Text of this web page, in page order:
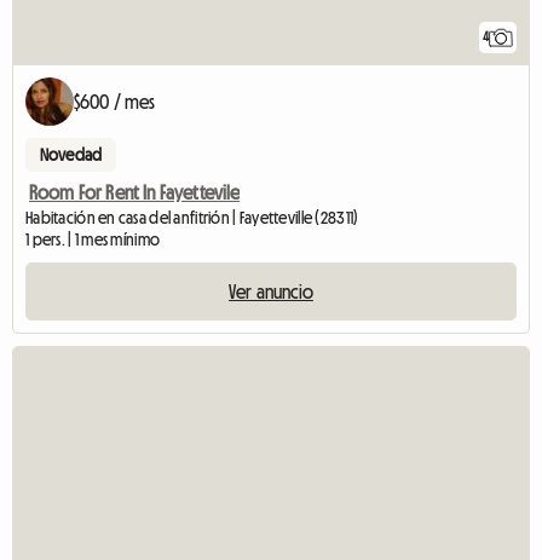
4
$600 / mes
Novedad
Room For Rent In Fayettevile
Habitación en casa del anfitrión | Fayetteville (28311)
1 pers. | 1 mes mínimo
Ver anuncio